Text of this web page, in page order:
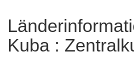
Kuba :